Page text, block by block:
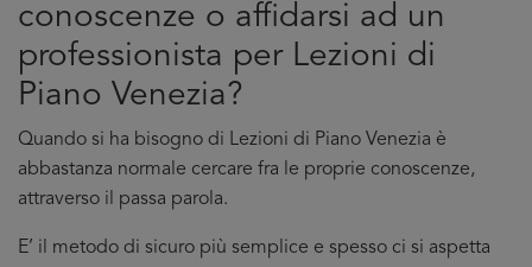
conoscenze o affidarsi ad un
professionista per Lezioni di
Piano Venezia?
Quando si ha bisogno di Lezioni di Piano Venezia è
abbastanza normale cercare fra le proprie conoscenze,
attraverso il passa parola.
E’ il metodo di sicuro più semplice e spesso ci si aspetta